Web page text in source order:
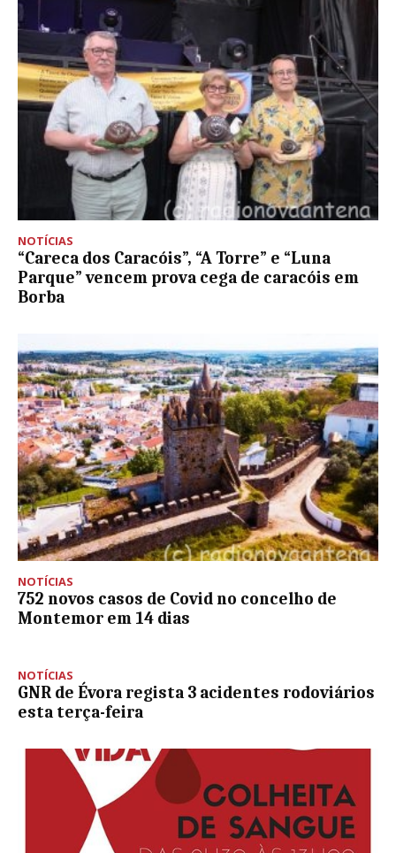
NOTÍCIAS
“Careca dos Caracóis”, “A Torre” e “Luna
Parque” vencem prova cega de caracóis em
Borba
NOTÍCIAS
752 novos casos de Covid no concelho de
Montemor em 14 dias
NOTÍCIAS
GNR de Évora regista 3 acidentes rodoviários
esta terça-feira